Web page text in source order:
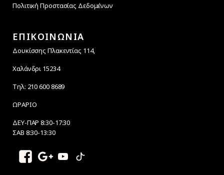
Πολιτική Προστασίας Δεδομένων
ΕΠΙΚΟΙΝΩΝΙΑ
Δουκίσσης Πλακεντίας 114,
Χαλάνδρι 15234
Τηλ: 210 600 8689
ΩΡΑΡΙΟ
ΔΕΥ-ΠΑΡ 8:30-17:30
ΣΑΒ 8:30-13:30